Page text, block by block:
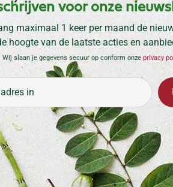
voor onze
maximaal 1 keer per maand de
hoogte van de laatste acties en
Wij slaan je gegevens secuur op conform onze privacy